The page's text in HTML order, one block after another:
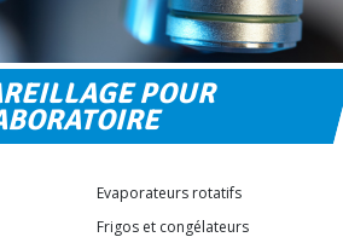
POUR
Evaporateurs rotatifs
Frigos et congélateurs